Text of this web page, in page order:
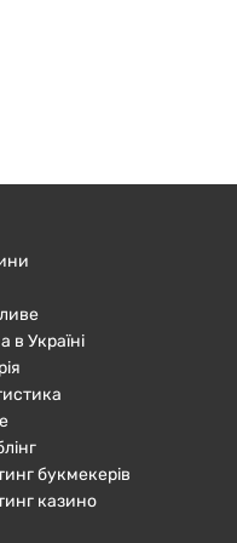
в Україні
букмекерів
казино